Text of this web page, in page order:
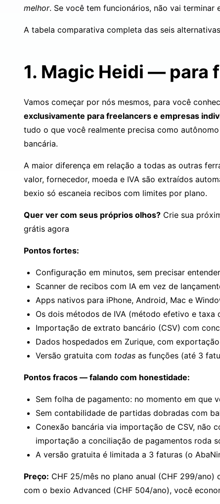
melhor. Se você tem funcionários, não vai
A tabela comparativa completa das seis
1. Magic Heidi — para
Vamos começar por nós mesmos, para você
exclusivamente para freelancers e empresas
tudo o que você realmente precisa como
bancária.
A maior diferença em relação a todas as outras
valor, fornecedor, moeda e IVA são extraídos
bexio só escaneia recibos com limites por plano.
Quer ver com seus próprios olhos? Crie sua
grátis agora
Pontos fortes:
Configuração em minutos, sem precisar
Scanner de recibos com IA em vez de
Apps nativos para iPhone, Android, Mac e
Os dois métodos de IVA (método efetivo e
Importação de extrato bancário (CSV) com
Dados hospedados em Zurique, com
Versão gratuita com todas as funções (até 3
Pontos fracos — falando com honestidade:
Sem folha de pagamento: no momento em que
Sem contabilidade de partidas dobradas com
Conexão bancária via importação de CSV,
importação a conciliação de pagamentos roda
A versão gratuita é limitada a 3 faturas (o
Preço: CHF 25/mês no plano anual (CHF 299/ano)
com o bexio Advanced (CHF 504/ano), você